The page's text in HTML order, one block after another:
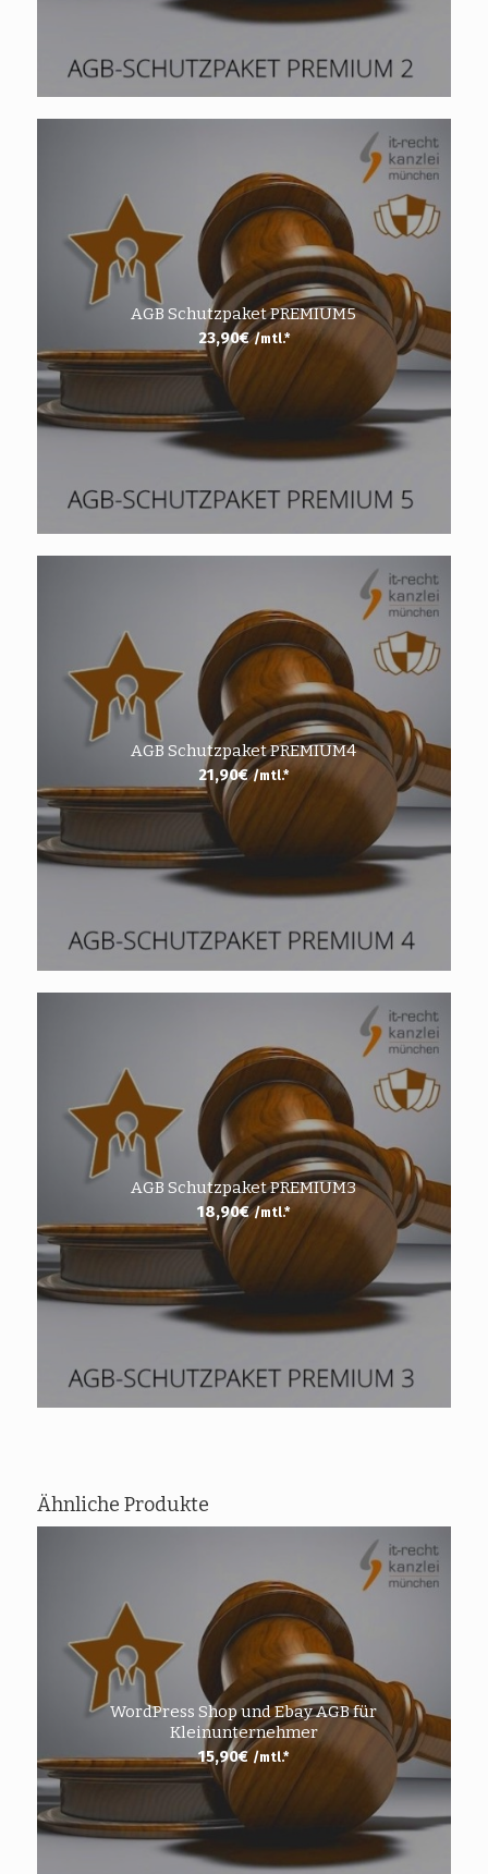
AGB Schutzpaket PREMIUM5
23,90€ /mtl.*
AGB Schutzpaket PREMIUM4
21,90€ /mtl.*
AGB Schutzpaket PREMIUM3
18,90€ /mtl.*
Ähnliche Produkte
WordPress Shop und Ebay AGB für
Kleinunternehmer
15,90€ /mtl.*